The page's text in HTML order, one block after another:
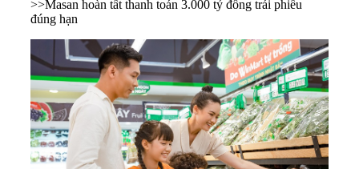
>>Masan hoàn tất thanh toán 3.000 tỷ đồng trái phiếu
đúng hạn